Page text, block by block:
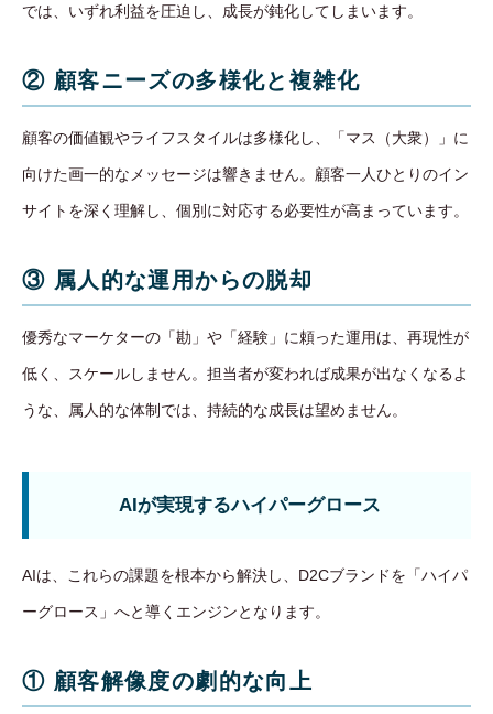
では、いずれ利益を圧迫し、成長が鈍化してしまいます。
② 顧客ニーズの多様化と複雑化
顧客の価値観やライフスタイルは多様化し、「マス（大衆）」に
向けた画一的なメッセージは響きません。顧客一人ひとりのイン
サイトを深く理解し、個別に対応する必要性が高まっています。
③ 属人的な運用からの脱却
優秀なマーケターの「勘」や「経験」に頼った運用は、再現性が
低く、スケールしません。担当者が変われば成果が出なくなるよ
うな、属人的な体制では、持続的な成長は望めません。
AIが実現するハイパーグロース
AIは、これらの課題を根本から解決し、D2Cブランドを「ハイパ
ーグロース」へと導くエンジンとなります。
① 顧客解像度の劇的な向上